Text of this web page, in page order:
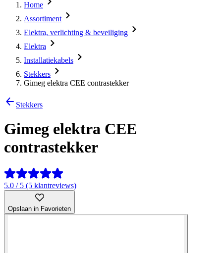
Home
Assortiment
Elektra, verlichting & beveiliging
Elektra
Installatiekabels
Stekkers
Gimeg elektra CEE contrastekker
Stekkers
Gimeg elektra CEE
contrastekker
5.0 / 5 (5 klantreviews)
Opslaan in Favorieten